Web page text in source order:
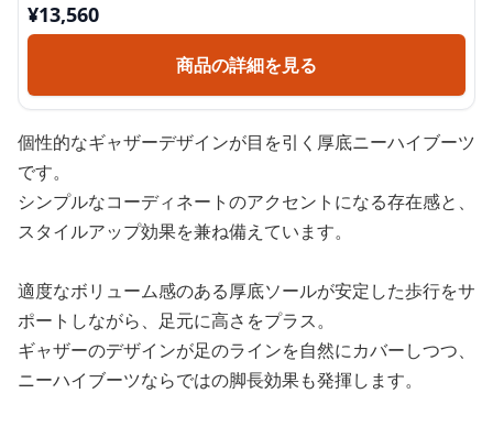
¥13,560
商品の詳細を見る
個性的なギャザーデザインが目を引く厚底ニーハイブーツ
です。
シンプルなコーディネートのアクセントになる存在感と、
スタイルアップ効果を兼ね備えています。
適度なボリューム感のある厚底ソールが安定した歩行をサ
ポートしながら、足元に高さをプラス。
ギャザーのデザインが足のラインを自然にカバーしつつ、
ニーハイブーツならではの脚長効果も発揮します。